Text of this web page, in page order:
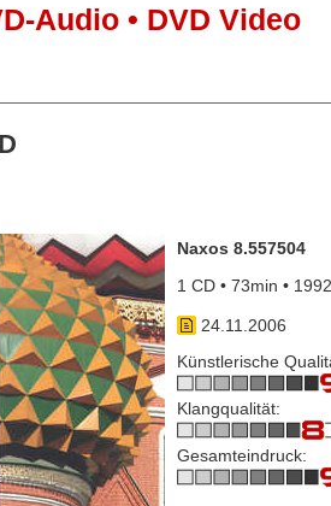
Audio • DVD Video
Naxos 8.557504
1 CD • 73min •
24.11.2006
Künstlerische
Klangqualität:
Gesamteindruck: